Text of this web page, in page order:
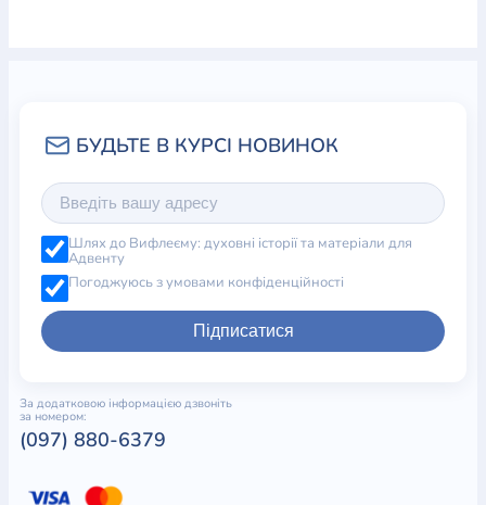
Шлях до Вифлеєму: духовні історії та матеріали для
Адвенту
Погоджуюсь з умовами конфіденційності
Підписатися
За додатковою інформацією дзвоніть
за номером:
(097) 880-6379